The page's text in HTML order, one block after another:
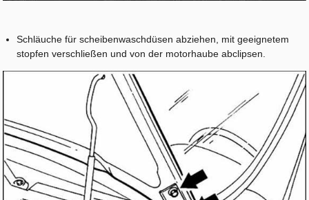
Schläuche für scheibenwaschdüsen abziehen, mit geeignetem
stopfen verschließen und von der motorhaube abclipsen.